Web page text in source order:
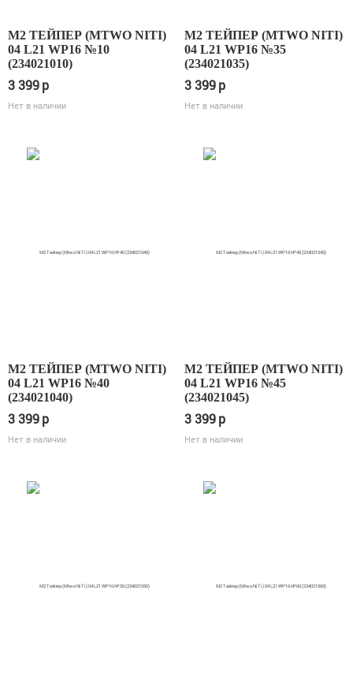
М2 ТЕЙПЕР (MTWO NITI)
04 L21 WP16 №10
(234021010)
3 399p
Нет в наличии
М2 ТЕЙПЕР (MTWO NITI)
04 L21 WP16 №35
(234021035)
3 399p
Нет в наличии
М2 ТЕЙПЕР (MTWO NITI)
04 L21 WP16 №40
(234021040)
3 399p
Нет в наличии
М2 ТЕЙПЕР (MTWO NITI)
04 L21 WP16 №45
(234021045)
3 399p
Нет в наличии